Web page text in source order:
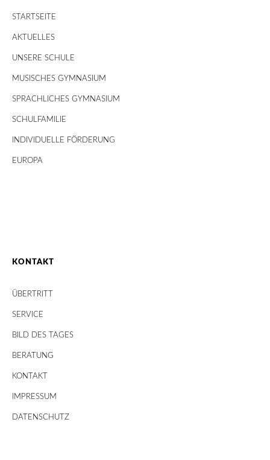
STARTSEITE
AKTUELLES
UNSERE SCHULE
MUSISCHES GYMNASIUM
SPRACHLICHES GYMNASIUM
SCHULFAMILIE
INDIVIDUELLE FÖRDERUNG
EUROPA
KONTAKT
ÜBERTRITT
SERVICE
BILD DES TAGES
BERATUNG
KONTAKT
IMPRESSUM
DATENSCHUTZ